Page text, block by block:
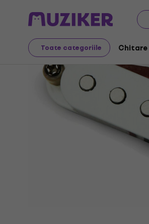
Toate categoriile Chitare
Instrumente muzicale Chitare
Oferta s-a încheiat